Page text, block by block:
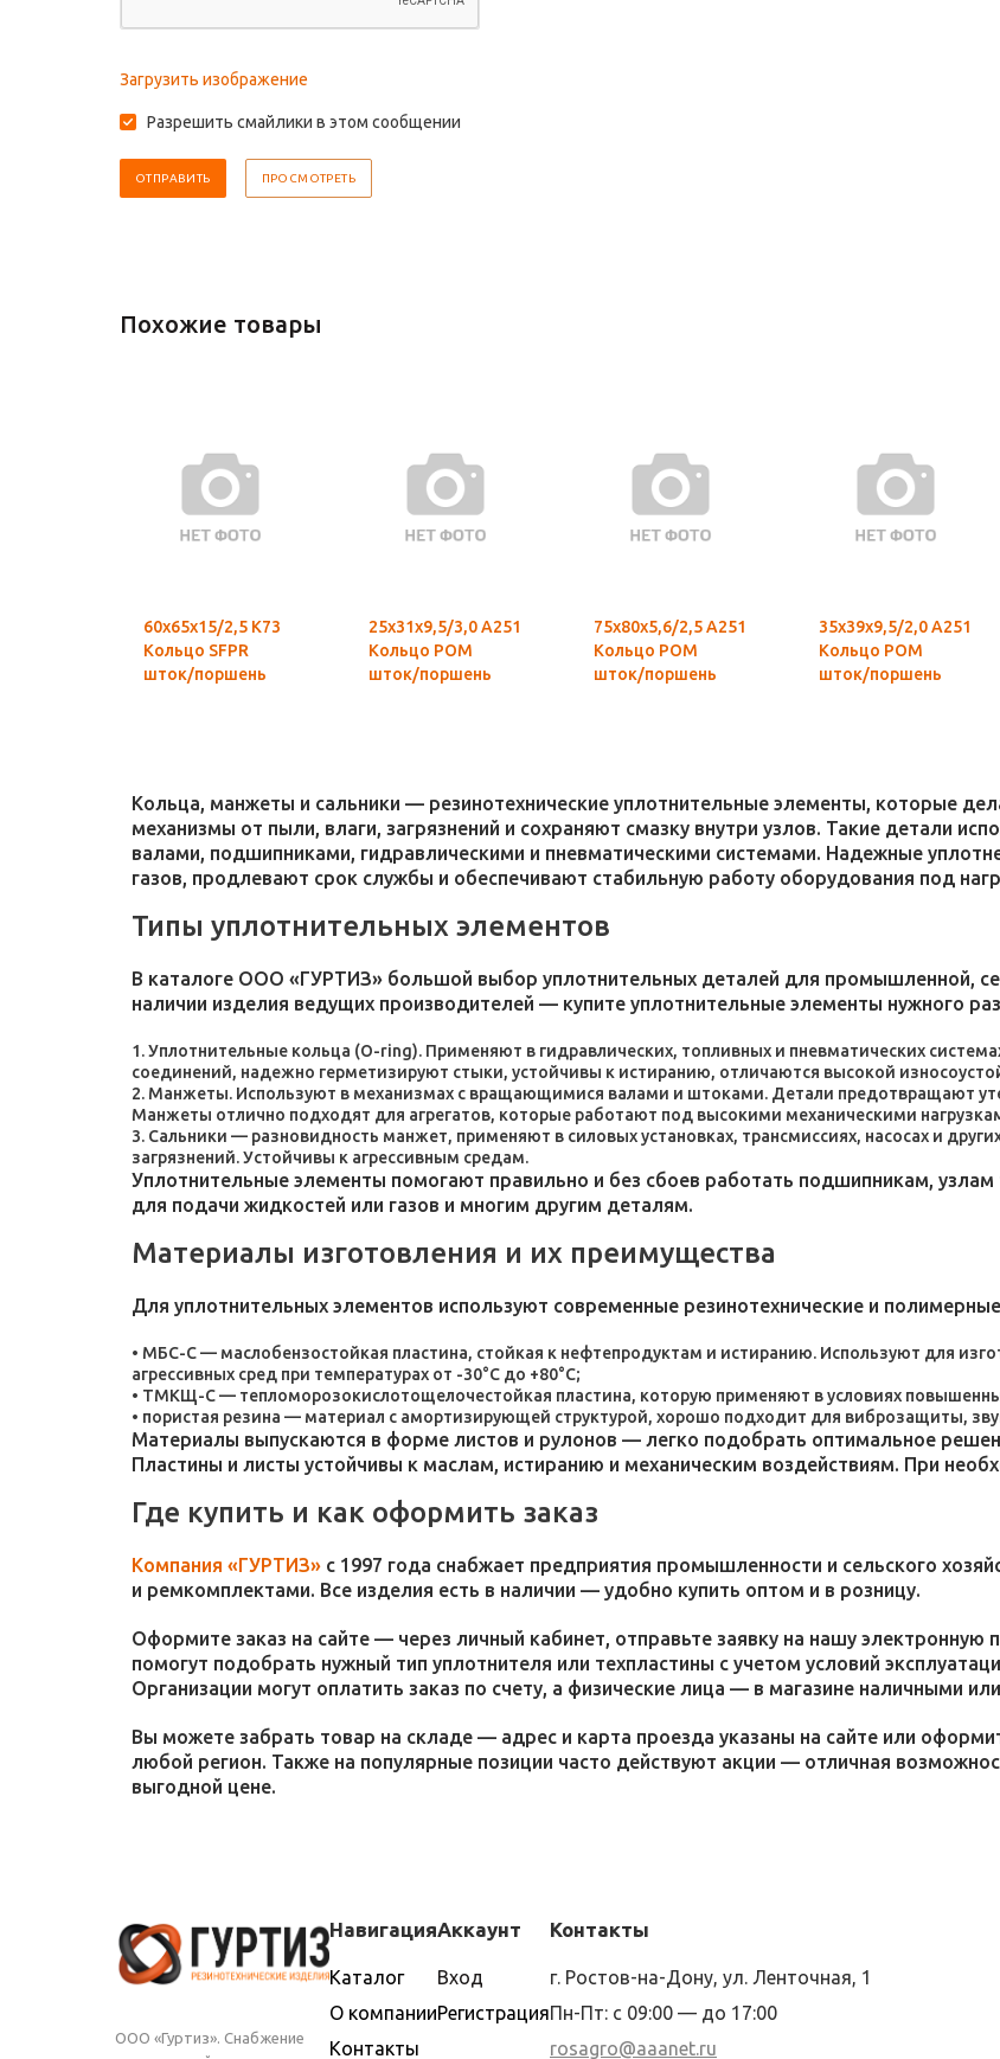
Загрузить изображение
Разрешить смайлики в этом сообщении
Похожие товары
60х65х15/2,5 К73
Кольцо SFPR
шток/поршень
25х31х9,5/3,0 А251
Кольцо POM
шток/поршень
75х80х5,6/2,5 А251
Кольцо POM
шток/поршень
35х39х9,5/2,0 А251
Кольцо POM
шток/поршень
Кольца, манжеты и сальники — резинотехнические уплотнительные элементы, которые
механизмы от пыли, влаги, загрязнений и сохраняют смазку внутри узлов. Такие детали
валами, подшипниками, гидравлическими и пневматическими системами. Надежные
газов, продлевают срок службы и обеспечивают стабильную работу оборудования под
Типы уплотнительных элементов
В каталоге ООО «ГУРТИЗ» большой выбор уплотнительных деталей для промышленной,
наличии изделия ведущих производителей — купите уплотнительные элементы нужного
Уплотнительные кольца (O-ring). Применяют в гидравлических, топливных и пневматических
соединений, надежно герметизируют стыки, устойчивы к истиранию, отличаются высокой
Манжеты. Используют в механизмах с вращающимися валами и штоками. Детали предотвращают
Манжеты отлично подходят для агрегатов, которые работают под высокими механическими
Сальники — разновидность манжет, применяют в силовых установках, трансмиссиях, насосах и
загрязнений. Устойчивы к агрессивным средам.
Уплотнительные элементы помогают правильно и без сбоев работать подшипникам,
для подачи жидкостей или газов и многим другим деталям.
Материалы изготовления и их преимущества
Для уплотнительных элементов используют современные резинотехнические и
МБС-С — маслобензостойкая пластина, стойкая к нефтепродуктам и истиранию. Используют для
агрессивных сред при температурах от -30°C до +80°C;
ТМКЩ-С — тепломорозокислотощелочестойкая пластина, которую применяют в условиях
пористая резина — материал с амортизирующей структурой, хорошо подходит для виброзащиты,
Материалы выпускаются в форме листов и рулонов — легко подобрать оптимальное
Пластины и листы устойчивы к маслам, истиранию и механическим воздействиям. При
Где купить и как оформить заказ
Компания «ГУРТИЗ» с 1997 года снабжает предприятия промышленности и сельского
и ремкомплектами. Все изделия есть в наличии — удобно купить оптом и в розницу.
Оформите заказ на сайте — через личный кабинет, отправьте заявку на нашу электронную
помогут подобрать нужный тип уплотнителя или техпластины с учетом условий
Организации могут оплатить заказ по счету, а физические лица — в магазине наличными
Вы можете забрать товар на складе — адрес и карта проезда указаны на сайте или
любой регион. Также на популярные позиции часто действуют акции — отличная
выгодной цене.
ООО «Гуртиз». Снабжение
Навигация
Каталог
О компании
Контакты
Аккаунт
Вход
Регистрация
Контакты
г. Ростов-на-Дону, ул. Ленточная, 1
Пн-Пт: с 09:00 — до 17:00
rosagro@aaanet.ru